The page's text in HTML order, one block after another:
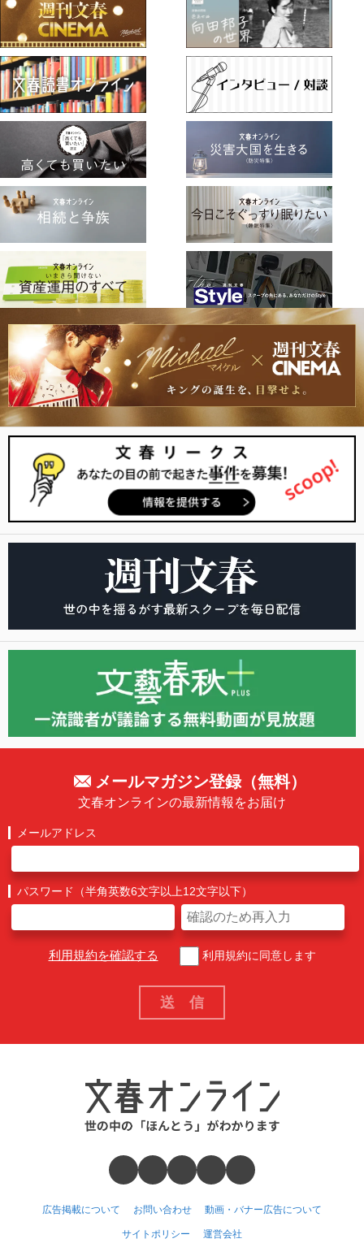
メールマガジン登録（無料）
文春オンラインの最新情報をお届け
メールアドレス
パスワード（半角英数6文字以上12文字以下）
利用規約を確認する 利用規約に同意します
広告掲載について お問い合わせ 動画・バナー広告について
サイトポリシー 運営会社